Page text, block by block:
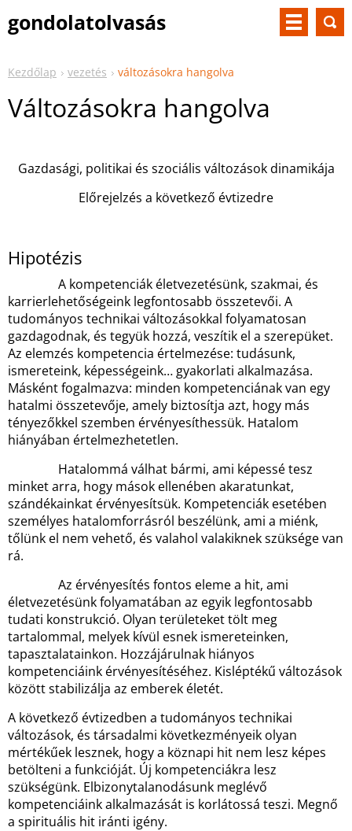
gondolatolvasás
Kezdőlap vezetés változásokra hangolva
Változásokra hangolva
Gazdasági, politikai és szociális változások dinamikája
Előrejelzés a következő évtizedre
Hipotézis
A kompetenciák életvezetésünk, szakmai, és
karrierlehetőségeink legfontosabb összetevői. A
tudományos technikai változásokkal folyamatosan
gazdagodnak, és tegyük hozzá, veszítik el a szerepüket.
Az elemzés kompetencia értelmezése: tudásunk,
ismereteink, képességeink… gyakorlati alkalmazása.
Másként fogalmazva: minden kompetenciának van egy
hatalmi összetevője, amely biztosítja azt, hogy más
tényezőkkel szemben érvényesíthessük. Hatalom
hiányában értelmezhetetlen.
Hatalommá válhat bármi, ami képessé tesz
minket arra, hogy mások ellenében akaratunkat,
szándékainkat érvényesítsük. Kompetenciák esetében
személyes hatalomforrásról beszélünk, ami a miénk,
tőlünk el nem vehető, és valahol valakiknek szüksége van
rá.
Az érvényesítés fontos eleme a hit, ami
életvezetésünk folyamatában az egyik legfontosabb
tudati konstrukció. Olyan területeket tölt meg
tartalommal, melyek kívül esnek ismereteinken,
tapasztalatainkon. Hozzájárulnak hiányos
kompetenciáink érvényesítéséhez. Kisléptékű változások
között stabilizálja az emberek életét.
A következő évtizedben a tudományos technikai
változások, és társadalmi következményeik olyan
mértékűek lesznek, hogy a köznapi hit nem lesz képes
betölteni a funkcióját. Új kompetenciákra lesz
szükségünk. Elbizonytalanodásunk meglévő
kompetenciáink alkalmazását is korlátossá teszi. Megnő
a spirituális hit iránti igény.